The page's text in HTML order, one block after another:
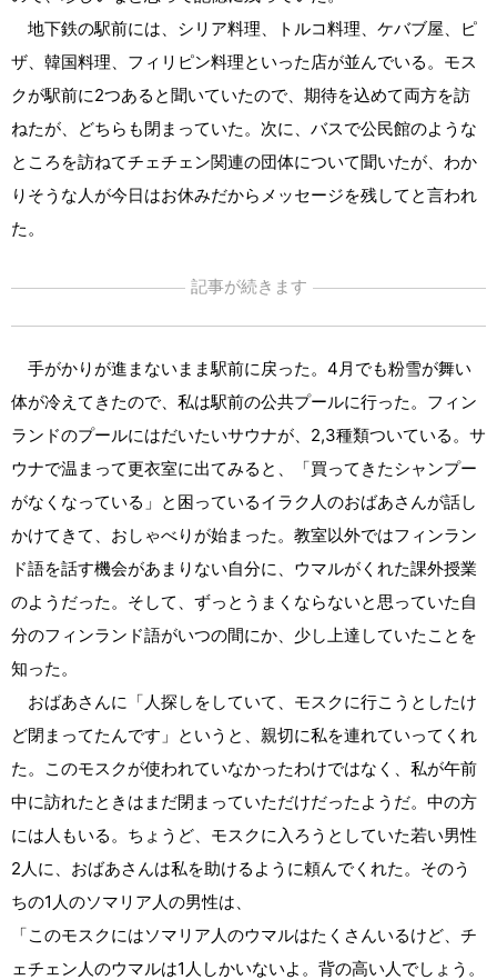
地下鉄の駅前には、シリア料理、トルコ料理、ケバブ屋、ピ
ザ、韓国料理、フィリピン料理といった店が並んでいる。モス
クが駅前に2つあると聞いていたので、期待を込めて両方を訪
ねたが、どちらも閉まっていた。次に、バスで公民館のような
ところを訪ねてチェチェン関連の団体について聞いたが、わか
りそうな人が今日はお休みだからメッセージを残してと言われ
た。
記事が続きます
手がかりが進まないまま駅前に戻った。4月でも粉雪が舞い
体が冷えてきたので、私は駅前の公共プールに行った。フィン
ランドのプールにはだいたいサウナが、2,3種類ついている。サ
ウナで温まって更衣室に出てみると、「買ってきたシャンプー
がなくなっている」と困っているイラク人のおばあさんが話し
かけてきて、おしゃべりが始まった。教室以外ではフィンラン
ド語を話す機会があまりない自分に、ウマルがくれた課外授業
のようだった。そして、ずっとうまくならないと思っていた自
分のフィンランド語がいつの間にか、少し上達していたことを
知った。
おばあさんに「人探しをしていて、モスクに行こうとしたけ
ど閉まってたんです」というと、親切に私を連れていってくれ
た。このモスクが使われていなかったわけではなく、私が午前
中に訪れたときはまだ閉まっていただけだったようだ。中の方
には人もいる。ちょうど、モスクに入ろうとしていた若い男性
2人に、おばあさんは私を助けるように頼んでくれた。そのう
ちの1人のソマリア人の男性は、
「このモスクにはソマリア人のウマルはたくさんいるけど、チ
ェチェン人のウマルは1人しかいないよ。背の高い人でしょう。